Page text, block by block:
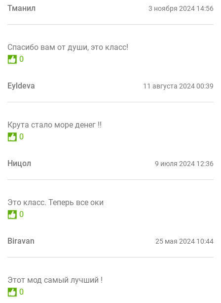
Тманил 3 ноября 2024 14:56
Спасибо вам от души, это класс!
0
Eyldeva 11 августа 2024 00:39
Крута стало море денег !!
0
Ницол 9 июля 2024 12:36
Это класс. Теперь все оки
0
Biravan 25 мая 2024 10:44
Этот мод самый лучший !
0